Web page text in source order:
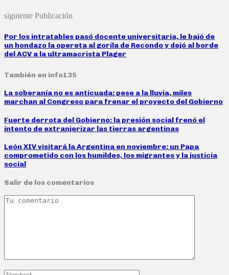
siguiente Publicación
Por los intratables pasó docente universitaria, le bajó de
un hondazo la opereta al gorila de Recondo y dejó al borde
del ACV a la ultramacrista Plager
También en info135
La soberanía no es anticuada: pese a la lluvia, miles
marchan al Congreso para frenar el proyecto del Gobierno
Fuerte derrota del Gobierno: la presión social frenó el
intento de extranjerizar las tierras argentinas
León XIV visitará la Argentina en noviembre: un Papa
comprometido con los humildes, los migrantes y la justicia
social
Salir de los comentarios